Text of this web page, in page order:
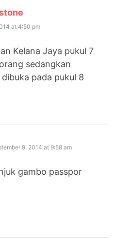
at 4:50 pm
Kelana Jaya pukul 7
sedangkan
pada pukul 8
9, 2014 at 9:58 am
gambo passpor